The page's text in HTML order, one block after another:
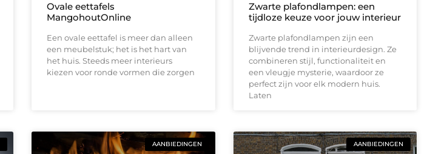
Ovale eettafels
MangohoutOnline
Een ovale eettafel is meer dan alleen
een meubelstuk; het is het hart van
het huis. Steeds meer interieurs
kiezen voor ronde vormen die zorgen
Zwarte plafondlampen: een
tijdloze keuze voor jouw interieur
Zwarte plafondlampen zijn een
blijvende trend in interieurdesign. Ze
combineren stijl, functionaliteit en
een vleugje mysterie, waardoor ze
perfect zijn voor elk modern huis.
Laten
AANBIEDINGEN AANBIEDINGEN